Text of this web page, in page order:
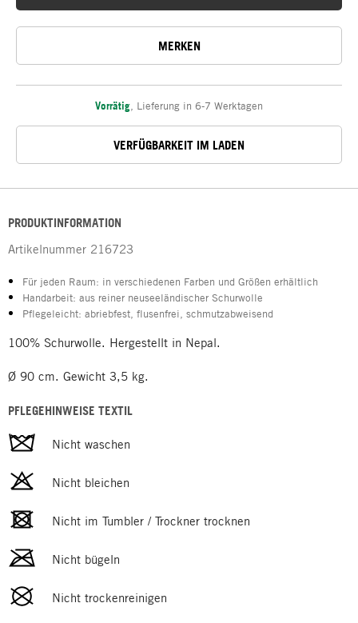
MERKEN
Vorrätig Lieferung in 6-7 Werktagen
VERFÜGBARKEIT IM LADEN
PRODUKTINFORMATION
Artikelnummer 216723
Für jeden Raum: in verschiedenen Farben und Größen erhältlich
Handarbeit: aus reiner neuseeländischer Schurwolle
Pflegeleicht: abriebfest, flusenfrei, schmutzabweisend
100% Schurwolle. Hergestellt in Nepal.
Ø 90 cm. Gewicht 3,5 kg.
PFLEGEHINWEISE TEXTIL
Nicht waschen
Nicht bleichen
Nicht im Tumbler / Trockner trocknen
Nicht bügeln
Nicht trockenreinigen